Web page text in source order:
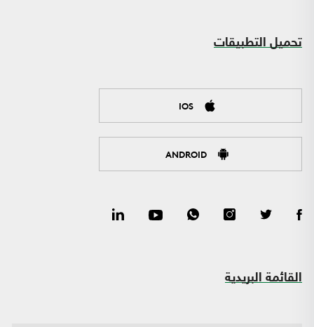
تحميل التطبيقات
IOS
ANDROID
القائمة البريدية